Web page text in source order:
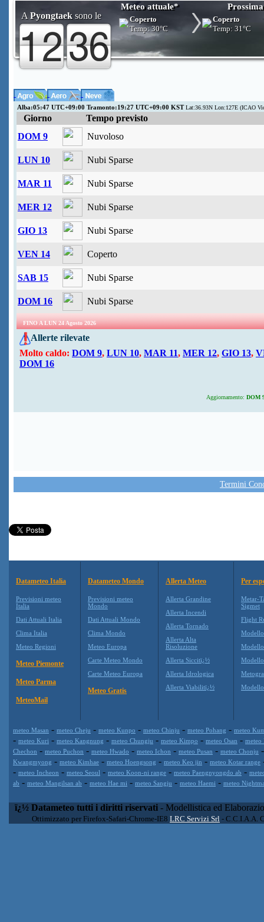
A Pyongtaek sono le
Meteo attuale*
Coperto
Temp:30°C
Coperto
Temp: 31°C
Alba:05:47 UTC+09:00 Tramonto:19:27 UTC+09:00 KSTLat:36.93N Lon:127E (ICAO
Giorno
Tempo previsto
DOM 9
Nuvoloso
LUN 10 Nubi Sparse
MAR 11 Nubi Sparse
MER 12 Nubi Sparse
GIO 13 Nubi Sparse
VEN 14 Coperto
SAB 15 Nubi Sparse
DOM 16 Nubi Sparse
FINO A LUN 24 Agosto 2026
Allerte rilevate
Molto caldo: DOM 9, LUN 10, MAR 11, MER 12, GIO 13,
DOM 16
Aggiornamento: DOM
Termini
Datameteo Italia
Previsioni meteo
Italia
Dati Attuali Italia
Clima Italia
Meteo Regioni
Meteo Piemonte
Meteo Parma
MeteoMail
Datameteo Mondo
Previsioni meteo
Mondo
Dati Attuali Mondo
Clima Mondo
Meteo Europa
Carte Meteo Mondo
Carte Meteo Europa
Meteo Gratis
Allerta Meteo
Allerta Grandine
Allerta Incendi
Allerta Tornado
Allerta Alta
Risoluzione
Allerta Siccitï¿½
Allerta Idrologica
Allerta Viabilitï¿½
Per
Metar-
Sigmet
Flight
Modello
meteo Masan - meteo Cheju - meteo Kunpo - meteo Chinju - meteo Pohang - meteo
- meteo Kuri - meteo Kangnung - meteo Chungju - meteo Kimpo - meteo Osan - meteo
Chechon - meteo Puchon - meteo Hwado - meteo Ichon - meteo Pusan - meteo Chonju
Kwangmyong - meteo Kimhae - meteo Hoengsong - meteo Keo jin - meteo Kotar range
- meteo Incheon - meteo Seoul - meteo Koon-ni range - meteo Paengnyongdo ab -
ab - meteo Mangilsan ab - meteo Hae mi - meteo Sangju - meteo Haemi - meteo
ï¿½ Datameteo tutti i diritti riservati - Modellistica ed
Ottimizzato per Firefox-Safari-Chrome-IE8 LRC Servizi Srl - C.C.I.A.A.